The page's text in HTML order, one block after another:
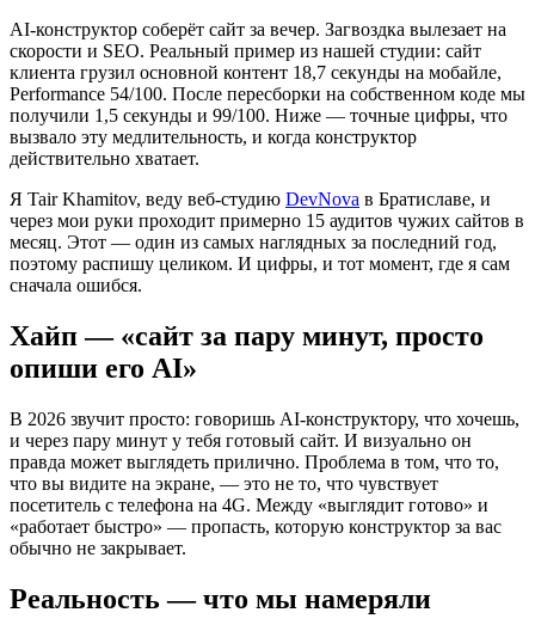
AI-конструктор соберёт сайт за вечер. Загвоздка вылезает на
скорости и SEO. Реальный пример из нашей студии: сайт
клиента грузил основной контент 18,7 секунды на мобайле,
Performance 54/100. После пересборки на собственном коде мы
получили 1,5 секунды и 99/100. Ниже — точные цифры, что
вызвало эту медлительность, и когда конструктор
действительно хватает.
Я Tair Khamitov, веду веб-студию DevNova в Братиславе, и
через мои руки проходит примерно 15 аудитов чужих сайтов в
месяц. Этот — один из самых наглядных за последний год,
поэтому распишу целиком. И цифры, и тот момент, где я сам
сначала ошибся.
Хайп — «сайт за пару минут, просто
опиши его AI»
В 2026 звучит просто: говоришь AI-конструктору, что хочешь,
и через пару минут у тебя готовый сайт. И визуально он
правда может выглядеть прилично. Проблема в том, что то,
что вы видите на экране, — это не то, что чувствует
посетитель с телефона на 4G. Между «выглядит готово» и
«работает быстро» — пропасть, которую конструктор за вас
обычно не закрывает.
Реальность — что мы намеряли